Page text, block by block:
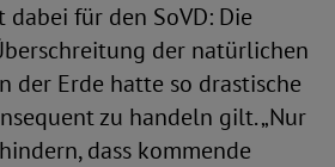
für den SoVD: Die
der natürlichen
der Erde hatte so drastische
zu handeln gilt. „Nur
dass kommende